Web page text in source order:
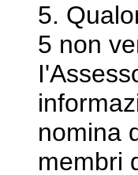
5.
5 non
nomina
membri